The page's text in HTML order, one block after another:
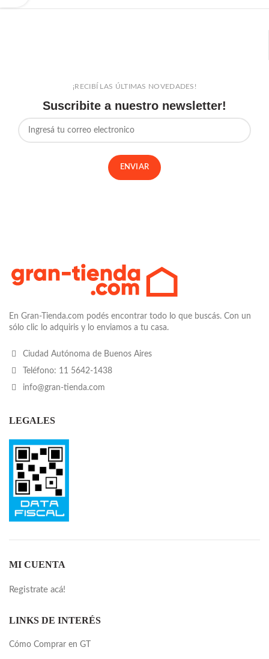
¡RECIBÍ LAS ÚLTIMAS NOVEDADES!
Suscribite a nuestro newsletter!
En Gran-Tienda.com podés encontrar todo lo que buscás. Con un
sólo clic lo adquiris y lo enviamos a tu casa.
Ciudad Autónoma de Buenos Aires
Teléfono: 11 5642-1438
info@gran-tienda.com
LEGALES
MI CUENTA
Registrate acá!
LINKS DE INTERÉS
Cómo Comprar en GT